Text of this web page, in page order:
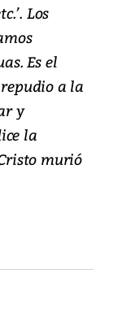
Los
Es el
a la
y
la
murió